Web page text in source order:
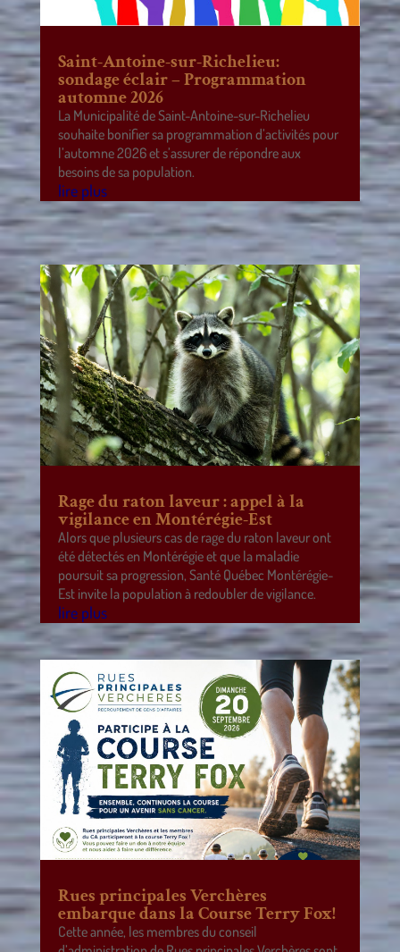
Saint-Antoine-sur-Richelieu:
sondage éclair – Programmation
automne 2026
La Municipalité de Saint-Antoine-sur-Richelieu
souhaite bonifier sa programmation d’activités pour
l’automne 2026 et s’assurer de répondre aux
besoins de sa population.
lire plus
Rage du raton laveur : appel à la
vigilance en Montérégie-Est
Alors que plusieurs cas de rage du raton laveur ont
été détectés en Montérégie et que la maladie
poursuit sa progression, Santé Québec Montérégie-
Est invite la population à redoubler de vigilance.
lire plus
Rues principales Verchères
embarque dans la Course Terry Fox!
Cette année, les membres du conseil